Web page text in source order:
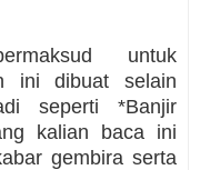
untuk
ini dibuat selain
seperti *Banjir
kalian baca ini
gembira serta